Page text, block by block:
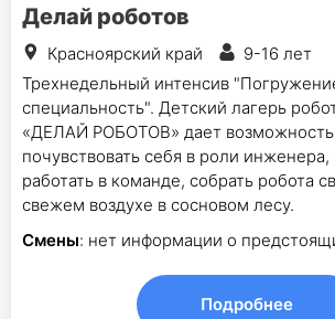
Делай роботов
Красноярский край
9-16 лет
Трехнедельный интенсив
специальность". Детский лагерь
«ДЕЛАЙ РОБОТОВ» дает
почувствовать себя в роли инженера,
работать в команде, собрать робота
свежем воздухе в сосновом лесу.
Смены: нет информации о
Подробнее